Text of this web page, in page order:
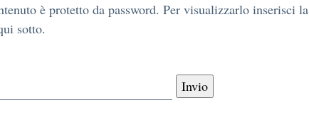
è protetto da password. Per visualizzarlo inserisci la
sotto.